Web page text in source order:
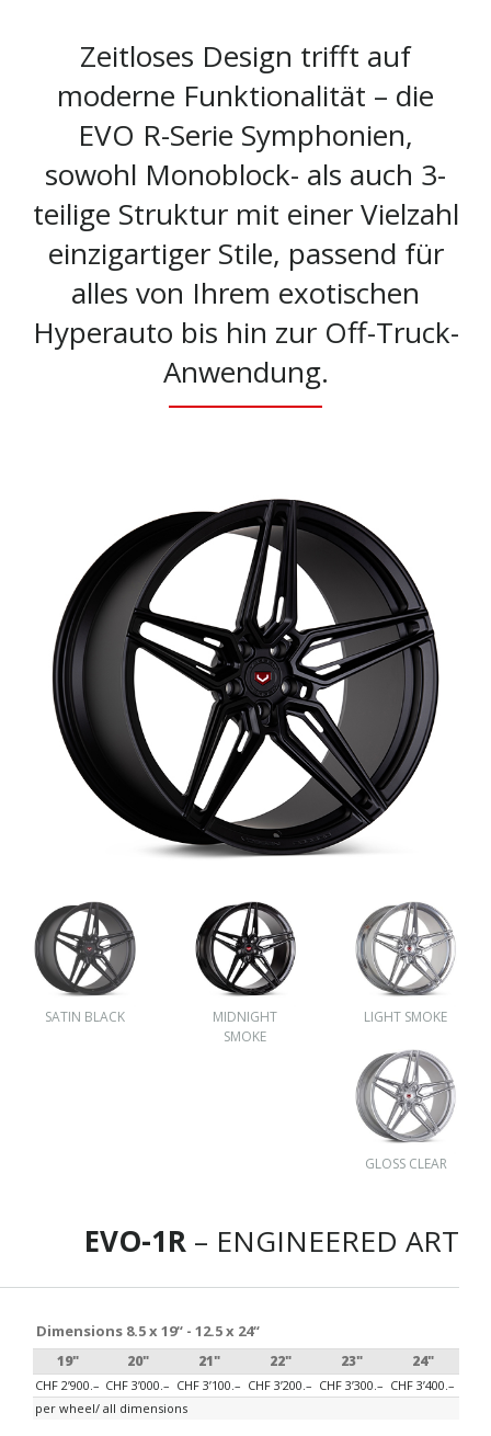
Zeitloses Design trifft auf
moderne Funktionalität – die
EVO R-Serie Symphonien,
sowohl Monoblock- als auch 3-
teilige Struktur mit einer Vielzahl
einzigartiger Stile, passend für
alles von Ihrem exotischen
Hyperauto bis hin zur Off-Truck-
Anwendung.
SATIN BLACK
MIDNIGHT
SMOKE
LIGHT SMOKE
GLOSS CLEAR
EVO-1R – ENGINEERED ART
Dimensions 8.5 x 19“ - 12.5 x 24“
19" 20" 21" 22" 23" 24"
CHF 2’900.– CHF 3’000.– CHF 3’100.– CHF 3’200.– CHF 3’300.– CHF 3’400.–
per wheel/ all dimensions